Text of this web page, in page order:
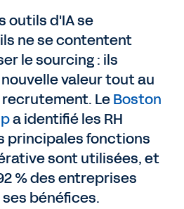
outils d'IA se
ne se contentent
le sourcing : ils
valeur tout au
LeBoston
a identifié les RH
principales fonctions
sont utilisées, et
% des entreprises
bénéfices.